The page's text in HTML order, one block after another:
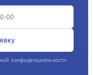
конфиденциальности